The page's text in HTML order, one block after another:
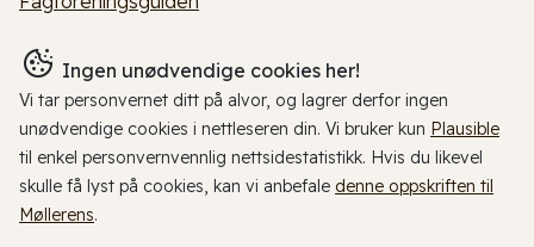
Ingen unødvendige cookies her!
Vi tar personvernet ditt på alvor, og lagrer derfor ingen
unødvendige cookies i nettleseren din. Vi bruker kun Plausible
til enkel personvernvennlig nettsidestatistikk. Hvis du likevel
skulle få lyst på cookies, kan vi anbefale denne oppskriften til
Møllerens.